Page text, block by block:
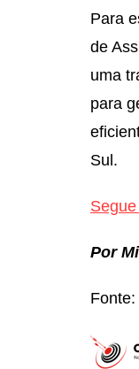
Para
de
uma
para
Sul.
Por